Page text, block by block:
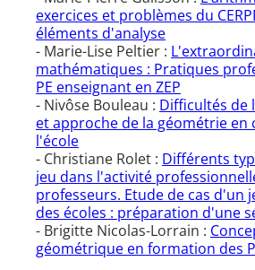
exercices et problèmes du
éléments d'analyse
- Marie-Lise Peltier :
mathématiques : Pratiques
PE enseignant en ZEP
- Nivôse Bouleau : Difficultés de
et approche de la géométrie en
l'école
- Christiane Rolet : Différents
jeu dans l'activité
professeurs. Etude de cas d'un
des écoles : préparation d'une
- Brigitte Nicolas-Lorrain :
géométrique en formation des